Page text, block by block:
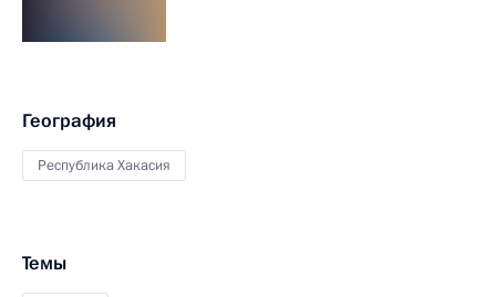
География
Республика Хакасия
Темы